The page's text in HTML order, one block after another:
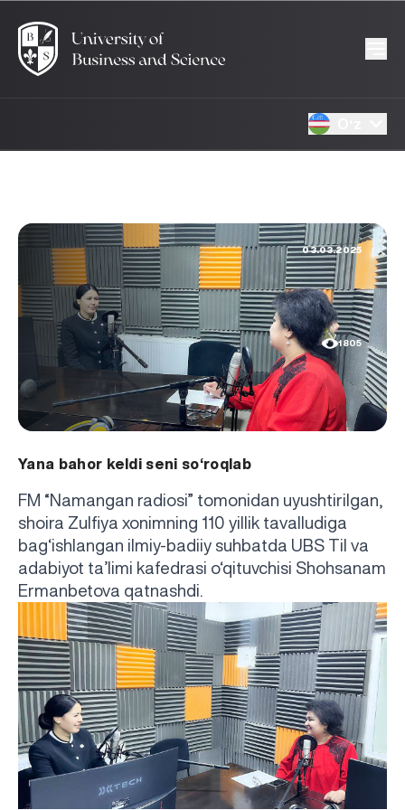
03.03.2025
1805
Yana bahor keldi seni so‘roqlab
FM “Namangan radiosi” tomonidan uyushtirilgan,
shoira Zulfiya xonimning 110 yillik tavalludiga
bag‘ishlangan ilmiy-badiiy suhbatda UBS Til va
adabiyot ta’limi kafedrasi o‘qituvchisi Shohsanam
Ermanbetova qatnashdi.